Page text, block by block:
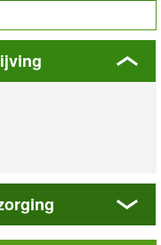
u een nieuw, robuust
hele zomer een
vlambloem